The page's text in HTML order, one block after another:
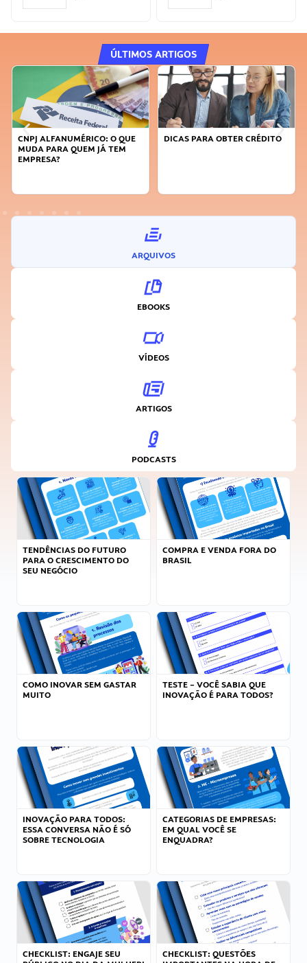
ÚLTIMOS ARTIGOS
CNPJ ALFANUMÉRICO: O QUE
MUDA PARA QUEM JÁ TEM
EMPRESA?
DICAS PARA OBTER CRÉDITO
ARQUIVOS
EBOOKS
VÍDEOS
ARTIGOS
PODCASTS
TENDÊNCIAS DO FUTURO
PARA O CRESCIMENTO DO
SEU NEGÓCIO
COMPRA E VENDA FORA DO
BRASIL
COMO INOVAR SEM GASTAR
MUITO
TESTE – VOCÊ SABIA QUE
INOVAÇÃO É PARA TODOS?
INOVAÇÃO PARA TODOS:
ESSA CONVERSA NÃO É SÓ
SOBRE TECNOLOGIA
CATEGORIAS DE EMPRESAS:
EM QUAL VOCÊ SE
ENQUADRA?
CHECKLIST: ENGAJE SEU
CHECKLIST: QUESTÕES